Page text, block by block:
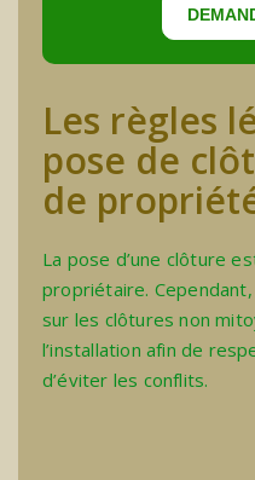
Les règles
pose de
de
La pose d’une clôture
propriétaire.
sur les clôtures non
l’installation afin de
d’éviter les conflits.